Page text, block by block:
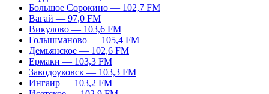
Большое Сорокино — 102,7 FM
Вагай — 97,0 FM
Викулово — 103,6 FM
Голышманово — 105,4 FM
Демьянское — 102,6 FM
Ермаки — 103,3 FM
Заводоуковск — 103,3 FM
Ингаир — 103,2 FM